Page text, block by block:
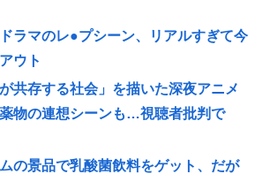
ドラマのレ●プシーン、リアルすぎて今
ウト
が共存する社会」を描いた深夜アニメ
物の連想シーンも…視聴者批判で
の景品で乳酸菌飲料をゲット、だが